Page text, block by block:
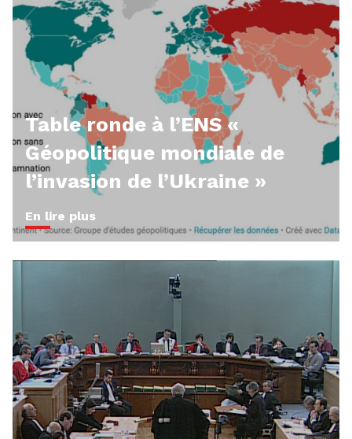
Table ronde à l’ENS «
Géopolitique mondiale de
l’invasion de l’Ukraine »
En lire plus